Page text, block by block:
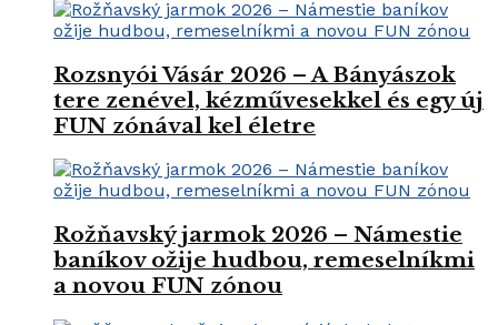
Rozsnyói Vásár 2026 – A Bányászok
tere zenével, kézművesekkel és egy új
FUN zónával kel életre
Rožňavský jarmok 2026 – Námestie
baníkov ožije hudbou, remeselníkmi
a novou FUN zónou